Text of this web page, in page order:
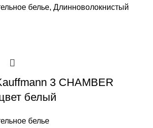
белье, Длинноволокнистый
3 CHAMBER
белый
белье